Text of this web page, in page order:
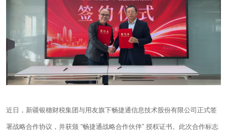
近日，新疆银穗财税集团与用友旗下畅捷通信息技术股份有限公司正式签
署战略合作协议，并获颁 “畅捷通战略合作伙伴” 授权证书。此次合作标志